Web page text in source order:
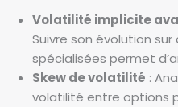
Volatilité implicite
Suivre son évolution
spécialisées permet
Skew de volatilité :
volatilité entre options